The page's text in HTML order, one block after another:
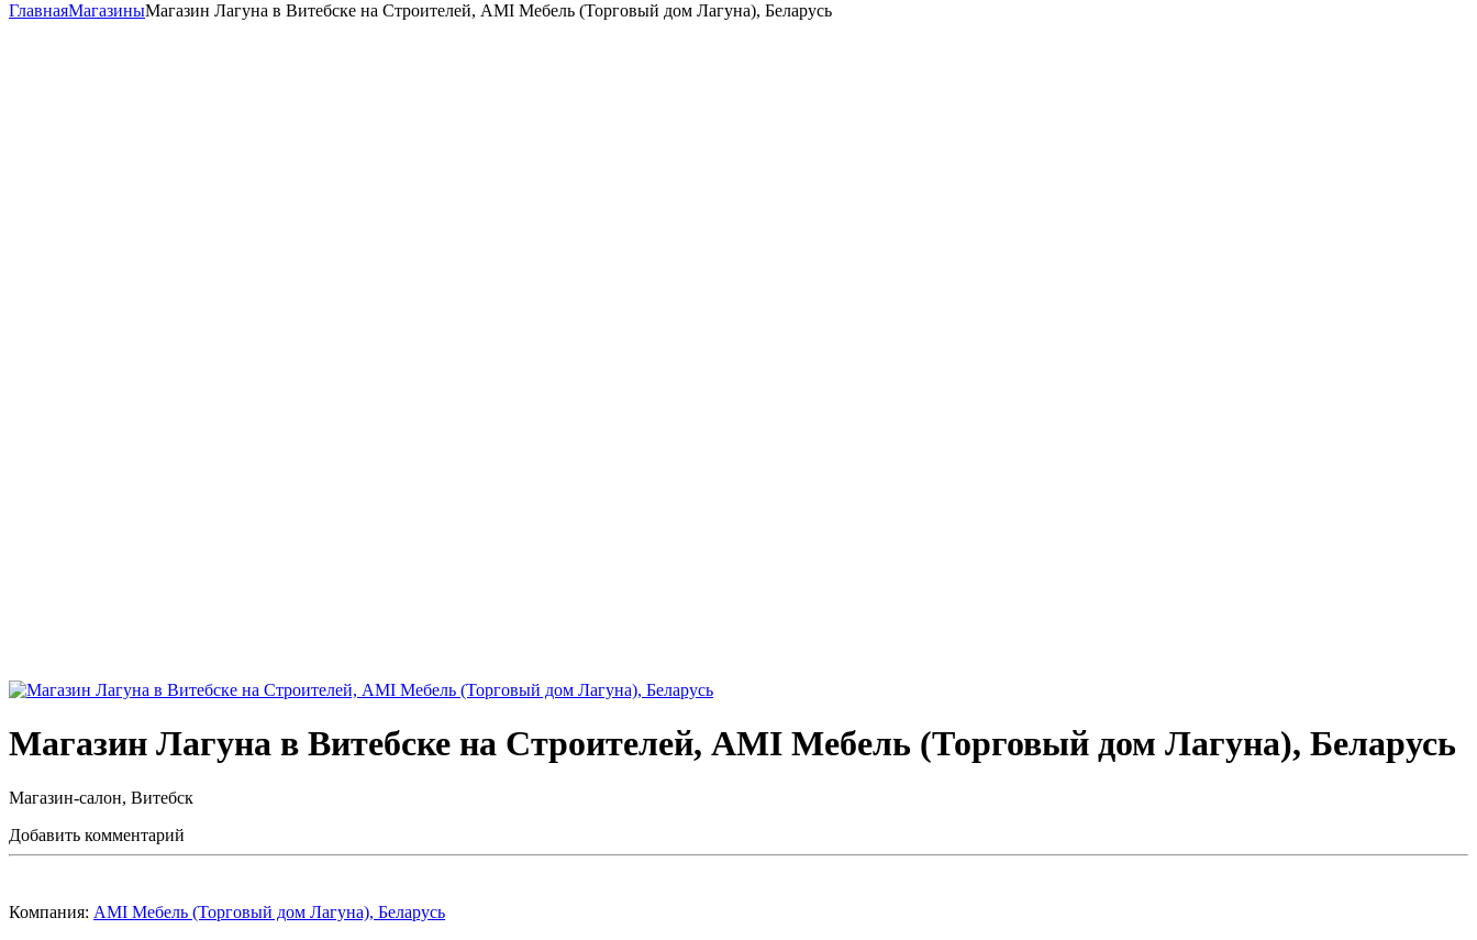
ГлавнаяМагазиныМагазин Лагуна в Витебске на Строителей, AMI Мебель (Торговый дом Лагуна), Беларусь
Магазин Лагуна в Витебске на Строителей, AMI Мебель (Торговый дом Лагуна), Беларусь
Магазин-салон, Витебск
Добавить комментарий
Компания: AMI Мебель (Торговый дом Лагуна), Беларусь